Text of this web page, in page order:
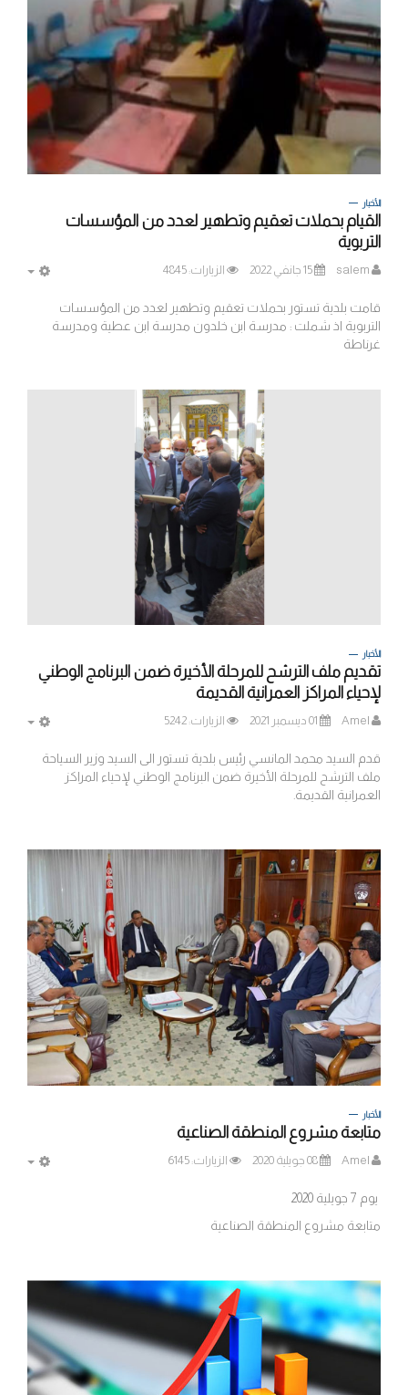
الأخبار
القيام بحملات تعقيم وتطهير لعدد من المؤسسات
التربوية
salem 15 جانفي 2022 الزيارات: 4845
قامت بلدية تستور بحملات تعقيم وتطهير لعدد من المؤسسات
التربوية اذ شملت : مدرسة ابن خلدون مدرسة ابن عطية ومدرسة
غرناطة
الأخبار
تقديم ملف الترشح للمرحلة الأخيرة ضمن البرنامج الوطني
لإحياء المراكز العمرانية القديمة
Amel 01 ديسمبر 2021 الزيارات: 5242
قدم السيد محمد المانسي رئيس بلدية تستور الى السيد وزير السياحة
ملف الترشح للمرحلة الأخيرة ضمن البرنامج الوطني لإحياء المراكز
العمرانية القديمة.
الأخبار
متابعة مشروع المنطقة الصناعية
Amel 08 جويلية 2020 الزيارات: 6145
يوم 7 جويلية 2020
متابعة مشروع المنطقة الصناعية